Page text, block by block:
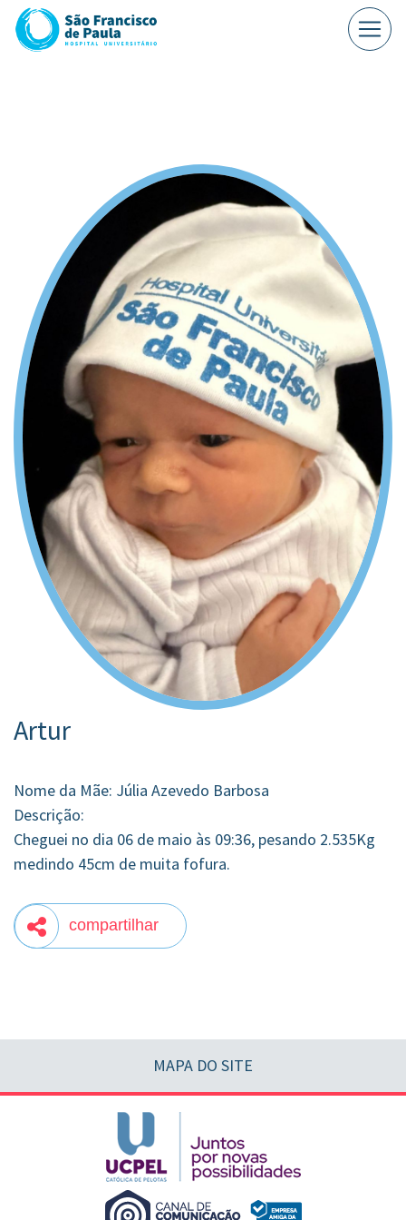
Artur
Nome da Mãe: Júlia Azevedo Barbosa
Descrição:
Cheguei no dia 06 de maio às 09:36, pesando 2.535Kg
medindo 45cm de muita fofura.
compartilhar
MAPA DO SITE